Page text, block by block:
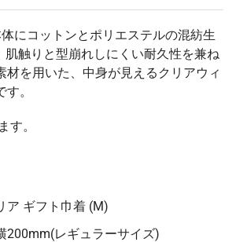
にコットンとポリエステルの混紡生
触りと型崩れしにくい耐久性を兼ね
を用いた、中身が見えるクリアウィ
。
す。
ア ギフト巾着 (M)
200mm(レギュラーサイズ)